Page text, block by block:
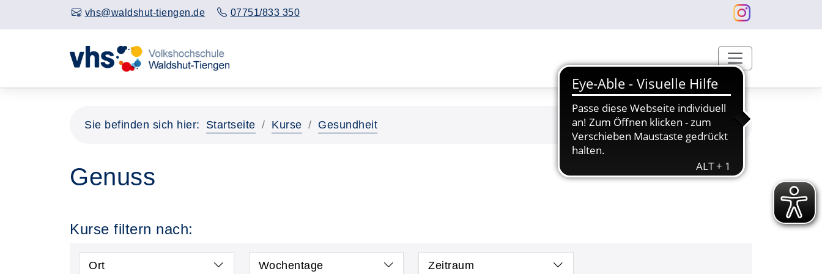
vhs@waldshut-tiengen.de 07751/833 350
Sie befinden sich hier: Startseite Kurse Gesundheit
Genuss
Kurse filtern nach:
Ort Wochentage Zeitraum